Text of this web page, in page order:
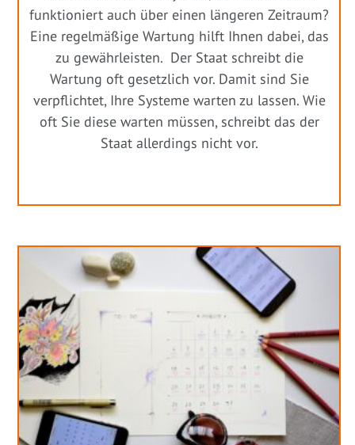
funktioniert auch über einen längeren Zeitraum?
Eine regelmäßige Wartung hilft Ihnen dabei, das
zu gewährleisten. Der Staat schreibt die
Wartung oft gesetzlich vor. Damit sind Sie
verpflichtet, Ihre Systeme warten zu lassen. Wie
oft Sie diese warten müssen, schreibt das der
Staat allerdings nicht vor.